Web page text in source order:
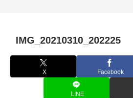
IMG_20210310_202225
X Facebook
LINE